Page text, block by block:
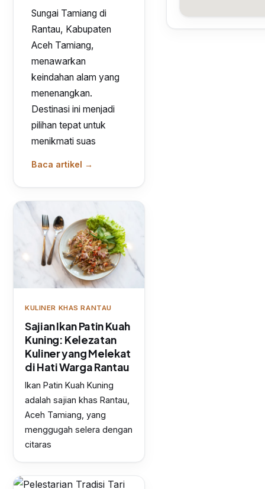
Sungai Tamiang di
Rantau, Kabupaten
Aceh Tamiang,
menawarkan
keindahan alam yang
menenangkan.
Destinasi ini menjadi
pilihan tepat untuk
menikmati suas
Baca artikel →
KULINER KHAS RANTAU
Sajian Ikan Patin Kuah
Kuning: Kelezatan
Kuliner yang Melekat
di Hati Warga Rantau
Ikan Patin Kuah Kuning
adalah sajian khas Rantau,
Aceh Tamiang, yang
menggugah selera dengan
citaras